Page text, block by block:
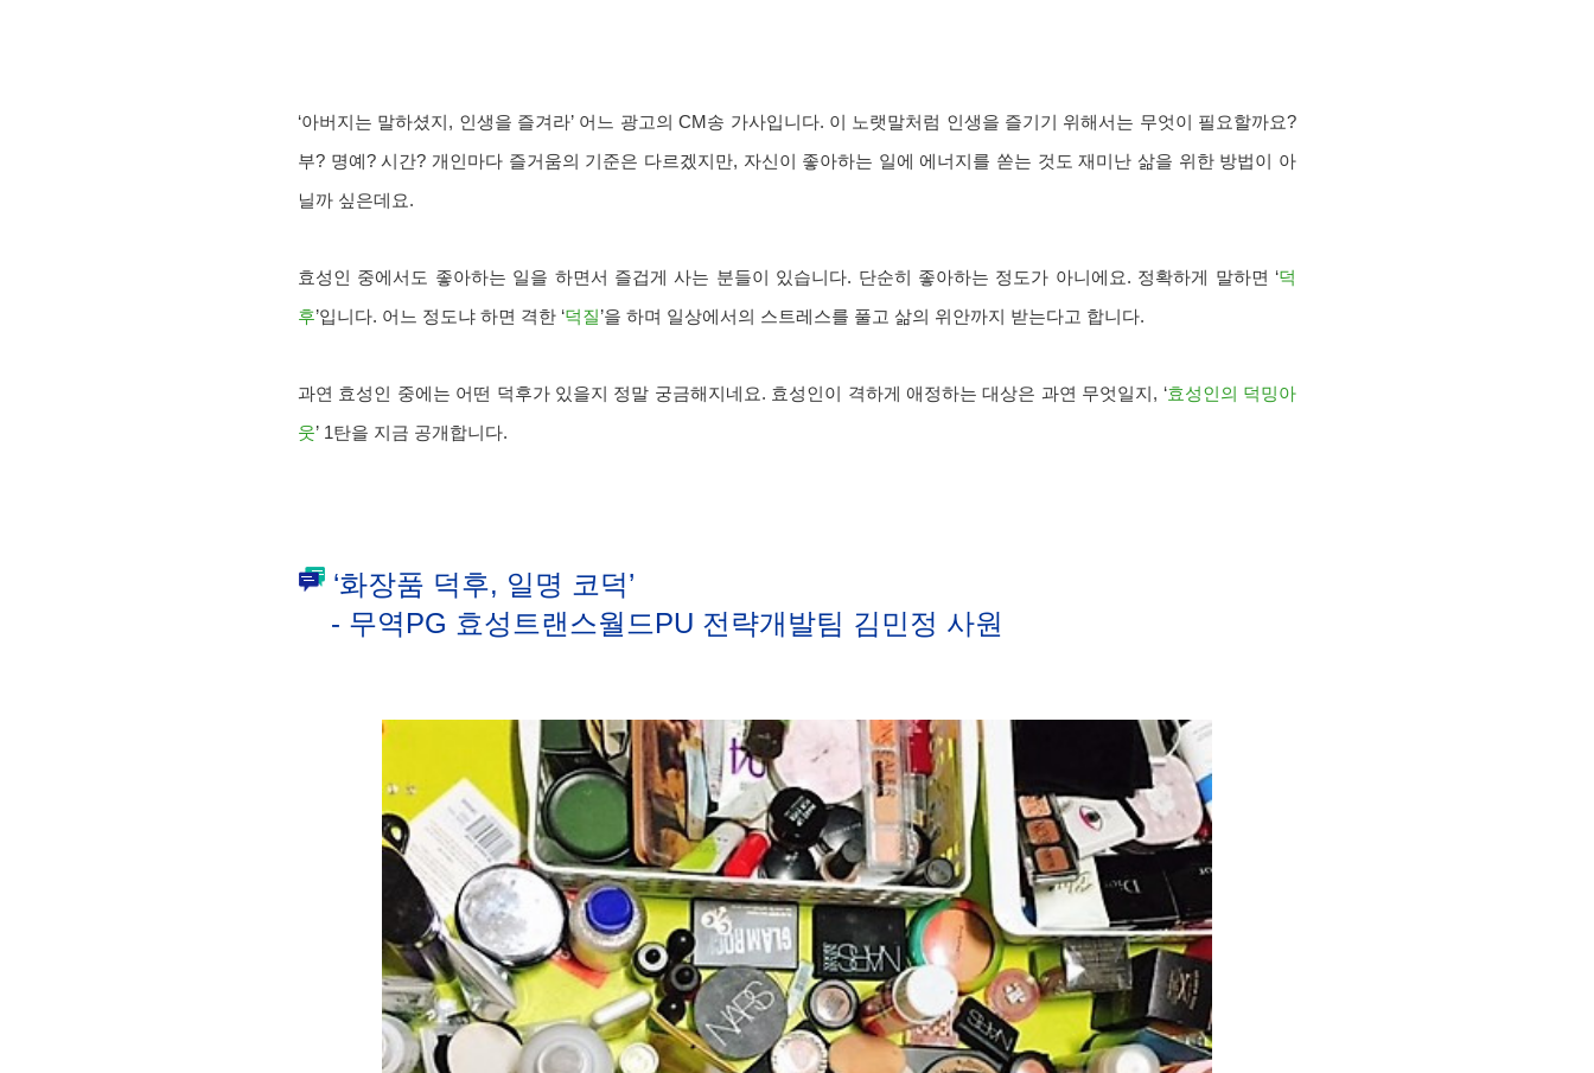
‘아버지는 말하셨지, 인생을 즐겨라’ 어느 광고의 CM송 가사입니다. 이 노랫말처럼 인생을 즐기기 위해서는 무엇이 필요할까요?
부? 명예? 시간? 개인마다 즐거움의 기준은 다르겠지만, 자신이 좋아하는 일에 에너지를 쏟는 것도 재미난 삶을 위한 방법이 아
닐까 싶은데요.
효성인 중에서도 좋아하는 일을 하면서 즐겁게 사는 분들이 있습니다. 단순히 좋아하는 정도가 아니에요. 정확하게 말하면 ‘덕
후’입니다. 어느 정도냐 하면 격한 ‘덕질’을 하며 일상에서의 스트레스를 풀고 삶의 위안까지 받는다고 합니다.
과연 효성인 중에는 어떤 덕후가 있을지 정말 궁금해지네요. 효성인이 격하게 애정하는 대상은 과연 무엇일지, ‘효성인의 덕밍아
웃’ 1탄을 지금 공개합니다.
‘화장품 덕후, 일명 코덕’
- 무역PG 효성트랜스월드PU 전략개발팀 김민정 사원